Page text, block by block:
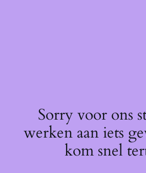
Sorry voor ons
werken aan iets
kom snel